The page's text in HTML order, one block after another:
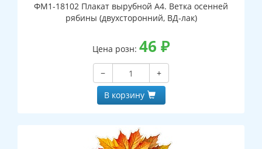
ФМ1-18102 Плакат вырубной А4. Ветка осенней
рябины (двухсторонний, ВД-лак)
Цена розн: 46 ₽
−
+
В корзину